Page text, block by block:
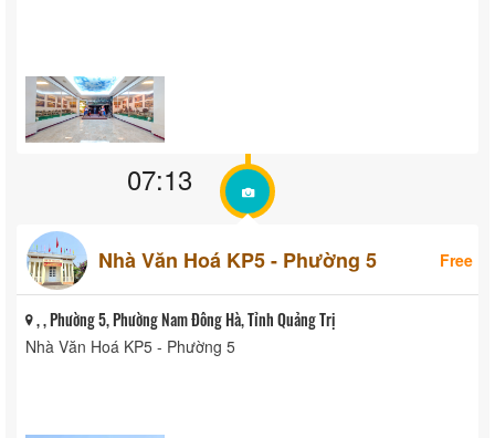
07:13
Nhà Văn Hoá KP5 - Phường 5 Free
, , Phường 5, Phường Nam Đông Hà, Tỉnh Quảng Trị
Nhà Văn Hoá KP5 - Phường 5